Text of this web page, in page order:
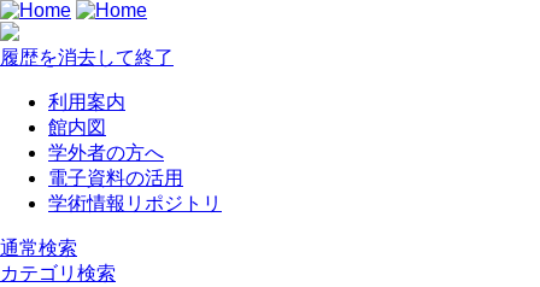
履歴を消去して終了
利用案内
館内図
学外者の方へ
電子資料の活用
学術情報リポジトリ
通常検索
カテゴリ検索